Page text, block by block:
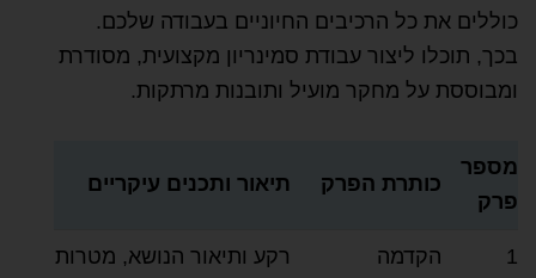
כוללים את כל הרכיבים החיוניים בעבודה שלכם.
בכך, תוכלו ליצור עבודת סמינריון מקצועית, מסודרת
ומבוססת על מחקר מועיל ותובנות מרתקות.
מספר
פרק
כותרת הפרק תיאור ותכנים עיקריים
1 הקדמה רקע ותיאור הנושא, מטרות